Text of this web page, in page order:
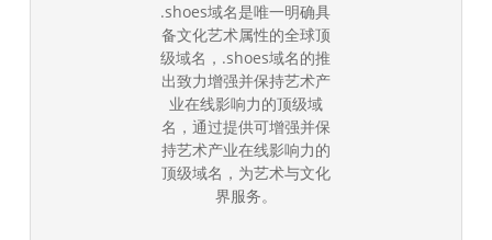
.shoes域名是唯一明确具
备文化艺术属性的全球顶
级域名，.shoes域名的推
出致力增强并保持艺术产
业在线影响力的顶级域
名，通过提供可增强并保
持艺术产业在线影响力的
顶级域名，为艺术与文化
界服务。